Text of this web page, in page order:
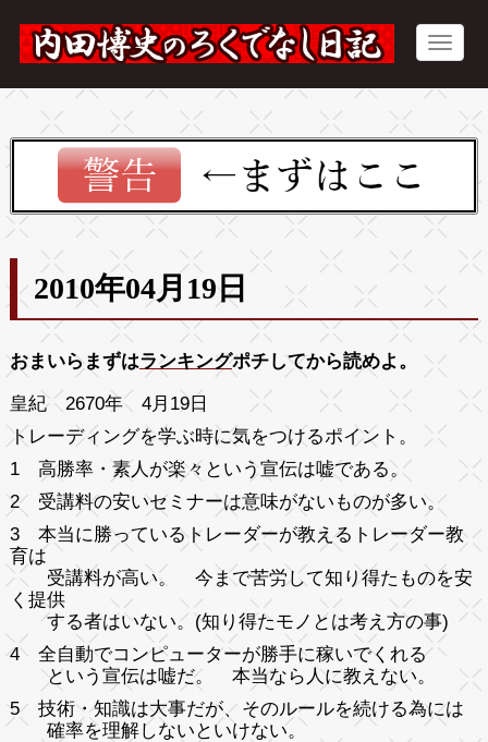
2010年04月19日
おまいらまずはランキングポチしてから読めよ。
皇紀 2670年 4月19日
トレーディングを学ぶ時に気をつけるポイント。
1 高勝率・素人が楽々という宣伝は嘘である。
2 受講料の安いセミナーは意味がないものが多い。
3 本当に勝っているトレーダーが教えるトレーダー教
育は
受講料が高い。 今まで苦労して知り得たものを安
く提供
する者はいない。(知り得たモノとは考え方の事)
4 全自動でコンピューターが勝手に稼いでくれる
という宣伝は嘘だ。 本当なら人に教えない。
5 技術・知識は大事だが、そのルールを続ける為には
確率を理解しないといけない。